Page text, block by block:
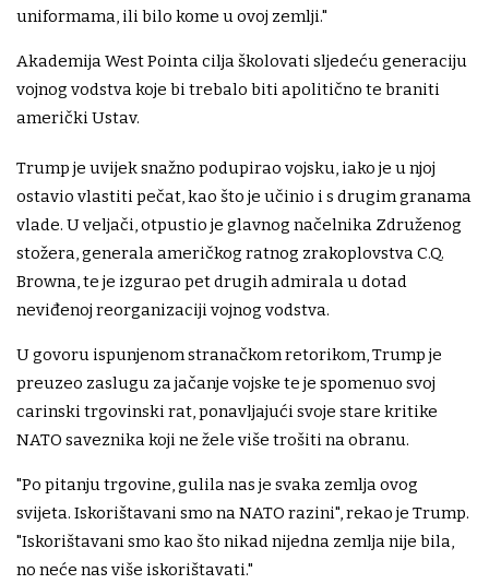
uniformama, ili bilo kome u ovoj zemlji."
Akademija West Pointa cilja školovati sljedeću generaciju
vojnog vodstva koje bi trebalo biti apolitično te braniti
američki Ustav.
Trump je uvijek snažno podupirao vojsku, iako je u njoj
ostavio vlastiti pečat, kao što je učinio i s drugim granama
vlade. U veljači, otpustio je glavnog načelnika Združenog
stožera, generala američkog ratnog zrakoplovstva C.Q.
Browna, te je izgurao pet drugih admirala u dotad
neviđenoj reorganizaciji vojnog vodstva.
U govoru ispunjenom stranačkom retorikom, Trump je
preuzeo zaslugu za jačanje vojske te je spomenuo svoj
carinski trgovinski rat, ponavljajući svoje stare kritike
NATO saveznika koji ne žele više trošiti na obranu.
"Po pitanju trgovine, gulila nas je svaka zemlja ovog
svijeta. Iskorištavani smo na NATO razini", rekao je Trump.
"Iskorištavani smo kao što nikad nijedna zemlja nije bila,
no neće nas više iskorištavati."